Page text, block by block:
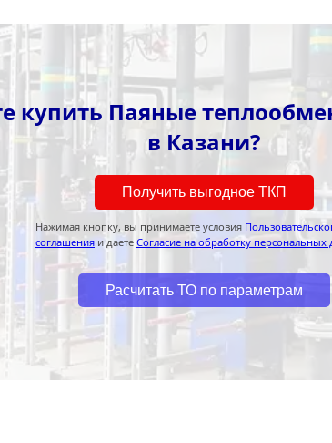
купить Паяные
в Казани?
Получить выгодное ТКП
Нажимая кнопку, вы принимаете условия
соглашения и даете Согласие на обработку персональных
Расчитать ТО по параметрам